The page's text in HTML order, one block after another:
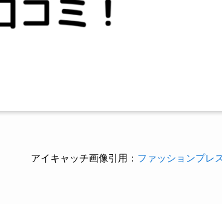
アイキャッチ画像引用： ファッションプレ